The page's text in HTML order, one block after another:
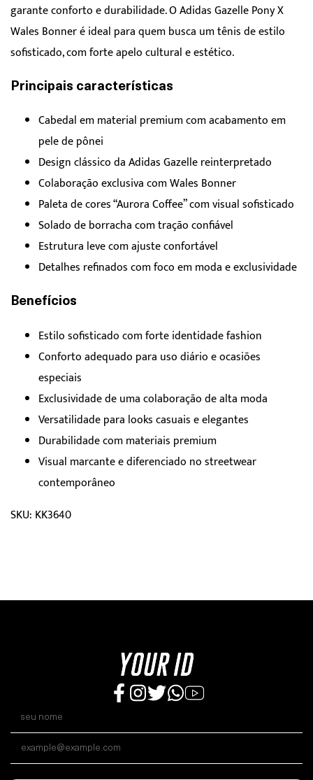
garante conforto e durabilidade. O Adidas Gazelle Pony X
Wales Bonner é ideal para quem busca um tênis de estilo
sofisticado, com forte apelo cultural e estético.
Principais características
Cabedal em material premium com acabamento em
pele de pônei
Design clássico da Adidas Gazelle reinterpretado
Colaboração exclusiva com Wales Bonner
Paleta de cores “Aurora Coffee” com visual sofisticado
Solado de borracha com tração confiável
Estrutura leve com ajuste confortável
Detalhes refinados com foco em moda e exclusividade
Benefícios
Estilo sofisticado com forte identidade fashion
Conforto adequado para uso diário e ocasiões
especiais
Exclusividade de uma colaboração de alta moda
Versatilidade para looks casuais e elegantes
Durabilidade com materiais premium
Visual marcante e diferenciado no streetwear
contemporâneo
SKU: KK3640